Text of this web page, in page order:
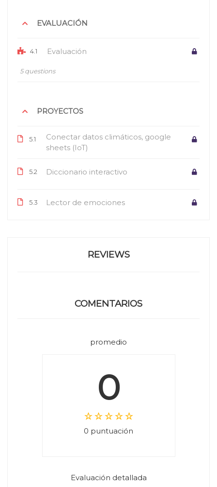
EVALUACIÓN
4.1 Evaluación
5 questions
PROYECTOS
5.1
Conectar datos climáticos, google
sheets (IoT)
5.2 Diccionario interactivo
5.3 Lector de emociones
REVIEWS
COMENTARIOS
promedio
0
0 puntuación
Evaluación detallada